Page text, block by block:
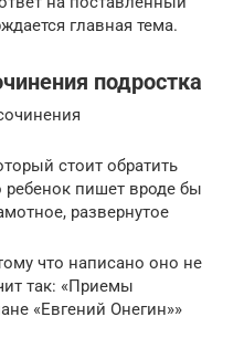
главная тема.
подростка
стоит обратить
ребенок пишет вроде бы
развернутое
что написано оно не
так: «Приемы
«Евгений Онегин»»